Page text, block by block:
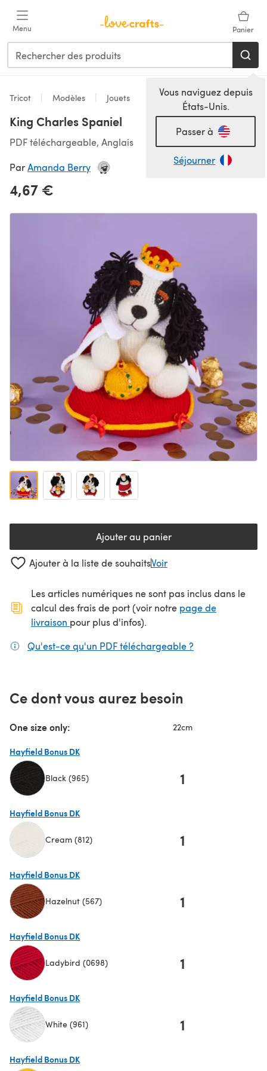
Menu Panier
Vous naviguez depuis
États-Unis.
Passer à
Séjourner
Tricot Modèles Jouets
King Charles Spaniel
PDF téléchargeable, Anglais
ParAmanda Berry
4,67 €
Ajouter au panier
Ajouter à la liste de souhaitsVoir
Les articles numériques ne sont pas inclus dans le
calcul des frais de port (voir notre page de
livraison (s'ouvre dans un nouvel onglet)
pour plus d'infos).
Qu'est-ce qu'un PDF téléchargeable ?
Ce dont vous aurez besoin
One size only: 22cm
Hayfield Bonus DK
Black (965) 1
Hayfield Bonus DK
Cream (812) 1
Hayfield Bonus DK
Hazelnut (567) 1
Hayfield Bonus DK
Ladybird (0698) 1
Hayfield Bonus DK
White (961) 1
Hayfield Bonus DK